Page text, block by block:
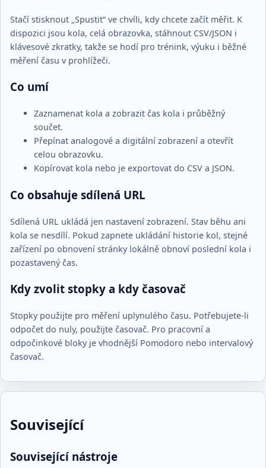
Stačí stisknout „Spustit“ ve chvíli, kdy chcete začít měřit. K
dispozici jsou kola, celá obrazovka, stáhnout CSV/JSON i
klávesové zkratky, takže se hodí pro trénink, výuku i běžné
měření času v prohlížeči.
Co umí
Zaznamenat kola a zobrazit čas kola i průběžný
součet.
Přepínat analogové a digitální zobrazení a otevřít
celou obrazovku.
Kopírovat kola nebo je exportovat do CSV a JSON.
Co obsahuje sdílená URL
Sdílená URL ukládá jen nastavení zobrazení. Stav běhu ani
kola se nesdílí. Pokud zapnete ukládání historie kol, stejné
zařízení po obnovení stránky lokálně obnoví poslední kola i
pozastavený čas.
Kdy zvolit stopky a kdy časovač
Stopky použijte pro měření uplynulého času. Potřebujete-li
odpočet do nuly, použijte časovač. Pro pracovní a
odpočinkové bloky je vhodnější Pomodoro nebo intervalový
časovač.
Související
Související nástroje